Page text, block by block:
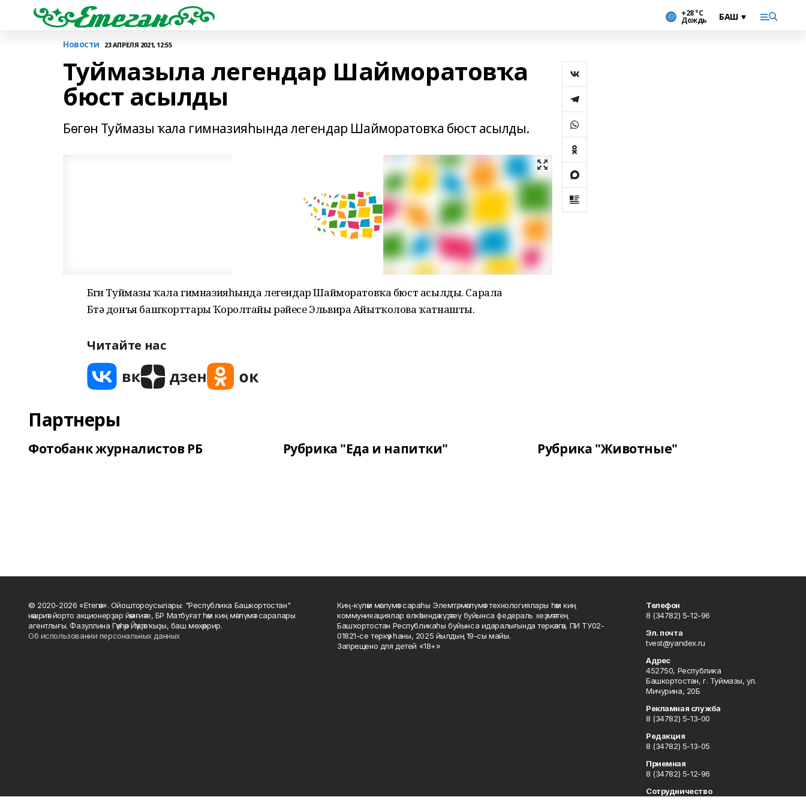
+28 °С
Дождь
Новости 23 АПРЕЛЯ 2021, 12:55
Туймазыла легендар Шайморатовҡа
бюст асылды
Бөгөн Туймазы ҡала гимназияһында легендар Шайморатовҡа бюст асылды.
Бөгөн Туймазы ҡала гимназияһында легендар Шайморатовҡа бюст асылды. Сарала
Бөтә донъя башҡорттары Ҡоролтайы рәйесе Эльвира Айытҡолова ҡатнашты.
Читайте нас
Партнеры
Фотобанк журналистов РБ Рубрика "Еда и напитки" Рубрика "Животные"
© 2020-2026 «Етегән». Ойоштороусылары: "Республика Башкортостан"
нәшриәт йорто акционерҙар йәмғиәте, БР Матбуғат һәм киң мәғлүмәт саралары
агентлығы. Фазуллина Гәүһәр Йәүҙәт ҡыҙы, баш мөхәррир.
Об использовании персональных данных
Киң-күләм мәғлүмәт сараһы Элемтә, мәғлүмәт технологиялары һәм киң
коммуникациялар өлкәһендә күҙәтеү буйынса федераль хеҙмәттең
Башҡортостан Республикаһы буйынса идаралығында теркәлгән, ПИ ТУ02-
01821-се теркәү һаны, 2025 йылдың 19-сы майы.
Запрещено для детей «18+»
Телефон
8 (34782) 5-12-96
Эл. почта
tvest@yandex.ru
Адрес
452750, Республика
Башкортостан, г. Туймазы, ул.
Мичурина, 20Б
Рекламная служба
8 (34782) 5-13-00
Редакция
8 (34782) 5-13-05
Приемная
8 (34782) 5-12-96
Сотрудничество